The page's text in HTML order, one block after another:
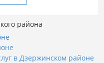
района
в Дзержинском районе